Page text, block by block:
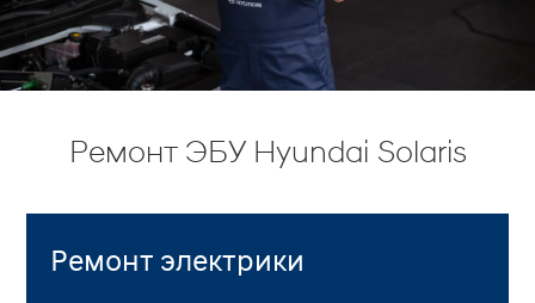
Ремонт ЭБУ Hyundai Solaris
Ремонт электрики